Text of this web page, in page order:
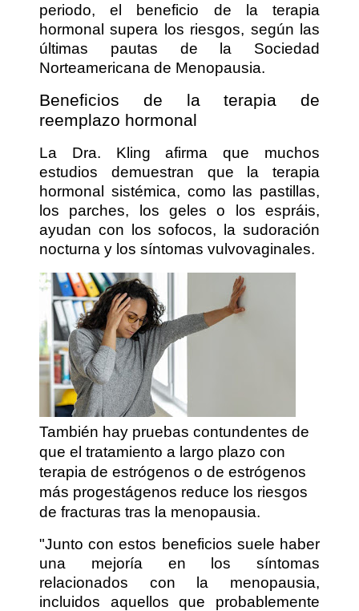
periodo, el beneficio de la terapia
hormonal supera los riesgos, según las
últimas pautas de la Sociedad
Norteamericana de Menopausia.
Beneficios de la terapia de
reemplazo hormonal
La Dra. Kling afirma que muchos
estudios demuestran que la terapia
hormonal sistémica, como las pastillas,
los parches, los geles o los espráis,
ayudan con los sofocos, la sudoración
nocturna y los síntomas vulvovaginales.
También hay pruebas contundentes de
que el tratamiento a largo plazo con
terapia de estrógenos o de estrógenos
más progestágenos reduce los riesgos
de fracturas tras la menopausia.
"Junto con estos beneficios suele haber
una mejoría en los síntomas
relacionados con la menopausia,
incluidos aquellos que probablemente